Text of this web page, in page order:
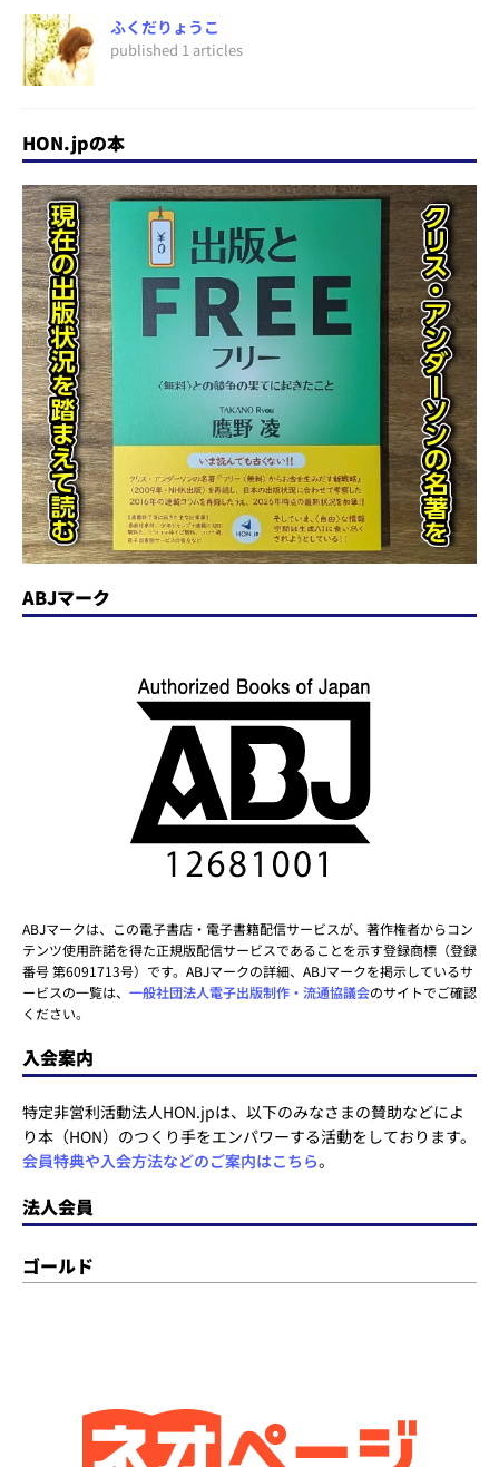
ふくだりょうこ
published 1 articles
HON.jpの本
ABJマーク
ABJマークは、この電子書店・電子書籍配信サービスが、著作権者からコン
テンツ使用許諾を得た正規版配信サービスであることを示す登録商標（登録
番号 第6091713号）です。ABJマークの詳細、ABJマークを掲示しているサ
ービスの一覧は、 一般社団法人電子出版制作・流通協議会のサイトでご確認
ください。
入会案内
特定非営利活動法人HON.jpは、以下のみなさまの賛助などによ
り本（HON）のつくり手をエンパワーする活動をしております。
会員特典や入会方法などのご案内はこちら。
法人会員
ゴールド